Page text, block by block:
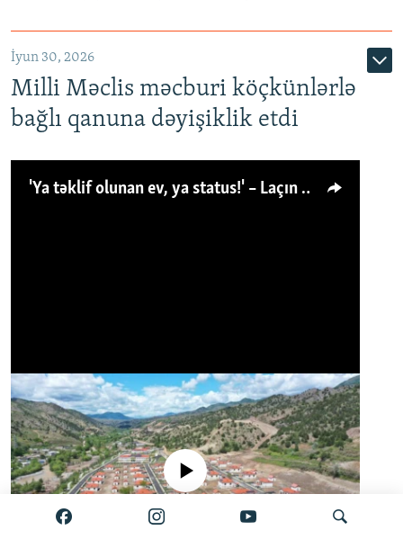
İyun 30, 2026
Milli Məclis məcburi köçkünlərlə
bağlı qanuna dəyişiklik etdi
'Ya təklif olunan ev, ya status!' – Laçın köçkünü: 'Laçından başqa heç hara!'
No media source currently available